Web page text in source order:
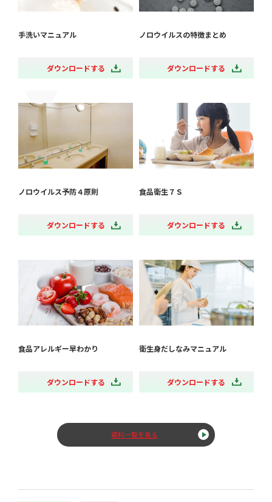
手洗いマニュアル
ダウンロードする
ノロウイルスの特徴まとめ
ダウンロードする
ノロウイルス予防４原則
ダウンロードする
食品衛生７Ｓ
ダウンロードする
食品アレルギー早わかり
ダウンロードする
衛生身だしなみマニュアル
ダウンロードする
資料一覧を見る